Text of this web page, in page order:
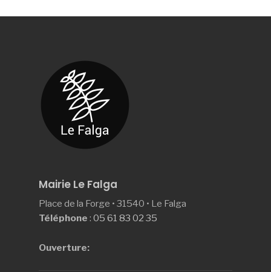
Mairie Le Falga
Place de la Forge • 31540 • Le Falga
Téléphone : 05 61 83 02 35
Ouverture: